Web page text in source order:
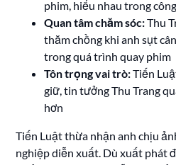
phim, hiểu nhau trong
Quan tâm chăm sóc:Thu
thăm chồng khi anh sụt
trong quá trình quay phim
Tôn trọng vai trò:Tiến
giữ, tin tưởng Thu Trang
hơn
Tiến Luật thừa nhận anh chịu
nghiệp diễn xuất. Dù xuất phát